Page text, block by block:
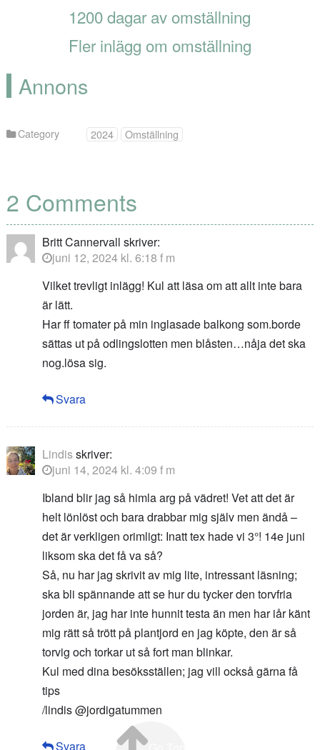
1200 dagar av omställning
Fler inlägg om omställning
Annons
Category 2024 Omställning
2 Comments
Britt Cannervall skriver:
juni 12, 2024 kl. 6:18 f m
Vilket trevligt inlägg! Kul att läsa om att allt inte bara
är lätt.
Har ff tomater på min inglasade balkong som.borde
sättas ut på odlingslotten men blåsten…nåja det ska
nog.lösa sig.
Svara
Lindisskriver:
juni 14, 2024 kl. 4:09 f m
Ibland blir jag så himla arg på vädret! Vet att det är
helt lönlöst och bara drabbar mig själv men ändå –
det är verkligen orimligt: Inatt tex hade vi 3°! 14e juni
liksom ska det få va så?
Så, nu har jag skrivit av mig lite, intressant läsning;
ska bli spännande att se hur du tycker den torvfria
jorden är, jag har inte hunnit testa än men har iår känt
mig rätt så trött på plantjord en jag köpte, den är så
torvig och torkar ut så fort man blinkar.
Kul med dina besöksställen; jag vill också gärna få
tips
/lindis @jordigatummen
Svara